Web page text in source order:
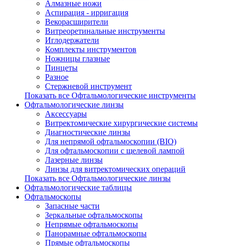
Алмазные ножи
Аспирация - ирригация
Векорасширители
Витреоретинальные инструменты
Иглодержатели
Комплекты инструментов
Ножницы глазные
Пинцеты
Разное
Стержневой инструмент
Показать все Офтальмологические инструменты
Офтальмологические линзы
Аксессуары
Витректомические хирургические системы
Диагностические линзы
Для непрямой офтальмоскопии (BIO)
Для офтальмоскопии с щелевой лампой
Лазерные линзы
Линзы для витректомических операций
Показать все Офтальмологические линзы
Офтальмологические таблицы
Офтальмоскопы
Запасные части
Зеркальные офтальмоскопы
Непрямые офтальмоскопы
Панорамные офтальмоскопы
Прямые офтальмоскопы